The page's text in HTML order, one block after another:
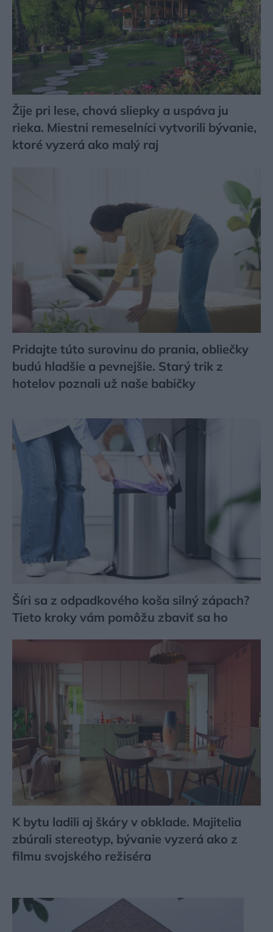
Žije pri lese, chová sliepky a uspáva ju
rieka. Miestni remeselníci vytvorili bývanie,
ktoré vyzerá ako malý raj
Pridajte túto surovinu do prania, obliečky
budú hladšie a pevnejšie. Starý trik z
hotelov poznali už naše babičky
Šíri sa z odpadkového koša silný zápach?
Tieto kroky vám pomôžu zbaviť sa ho
K bytu ladili aj škáry v obklade. Majitelia
zbúrali stereotyp, bývanie vyzerá ako z
filmu svojského režiséra